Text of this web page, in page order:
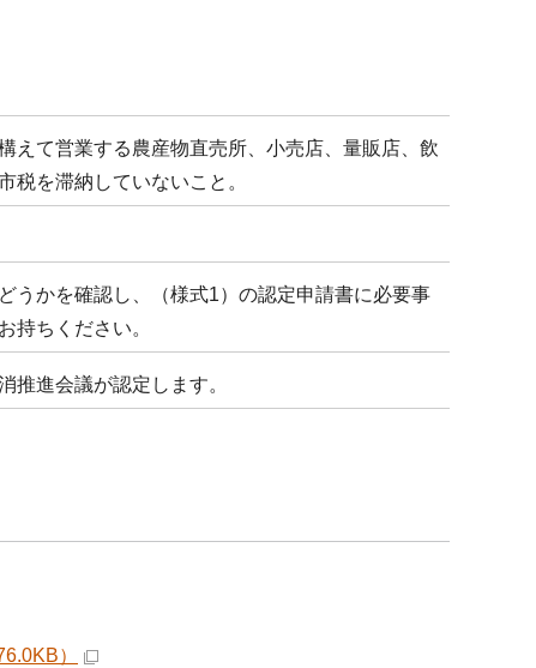
えて営業する農産物直売所、小売店、量販店、飲
税を滞納していないこと。
うかを確認し、（様式1）の認定申請書に必要事
持ちください。
推進会議が認定します。
）